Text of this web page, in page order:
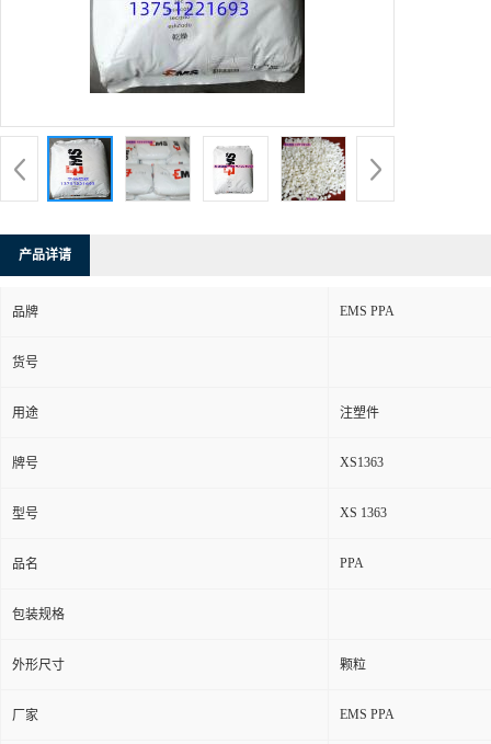
产品详请
品牌 EMS PPA
货号
用途 注塑件
牌号 XS1363
型号 XS 1363
品名 PPA
包装规格
外形尺寸 颗粒
厂家 EMS PPA